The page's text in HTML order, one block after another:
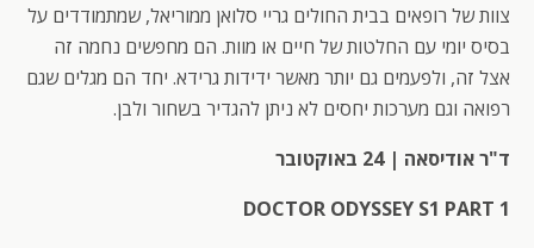
צוות של רופאים בבית החולים גריי סלואן ממוריאל, שמתמודדים על
בסיס יומי עם החלטות של חיים או מוות. הם מחפשים נחמה זה
אצל זה, ולפעמים גם יותר מאשר ידידות גרידא. יחד הם מגלים שגם
רפואה וגם מערכות יחסים לא ניתן להגדיר בשחור ולבן.
ד"ר אודיסאה | 24 באוקטובר
DOCTOR ODYSSEY S1 PART 1